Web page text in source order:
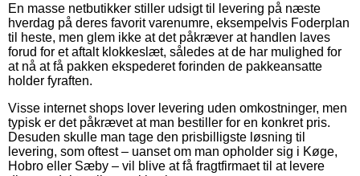
En masse netbutikker stiller udsigt til levering på næste
hverdag på deres favorit varenumre, eksempelvis Foderplan
til heste, men glem ikke at det påkræver at handlen laves
forud for et aftalt klokkeslæt, således at de har mulighed for
at nå at få pakken ekspederet forinden de pakkeansatte
holder fyraften.
Visse internet shops lover levering uden omkostninger, men
typisk er det påkrævet at man bestiller for en konkret pris.
Desuden skulle man tage den prisbilligste løsning til
levering, som oftest – uanset om man opholder sig i Køge,
Hobro eller Sæby – vil blive at få fragtfirmaet til at levere